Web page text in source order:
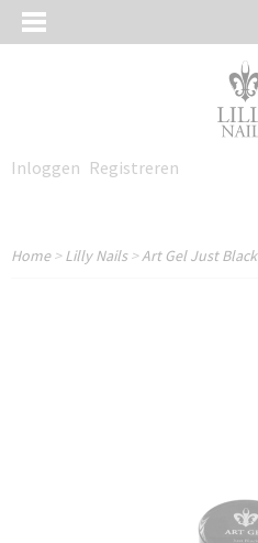
Inloggen Registreren
Home>Lilly Nails>Art Gel Just Black